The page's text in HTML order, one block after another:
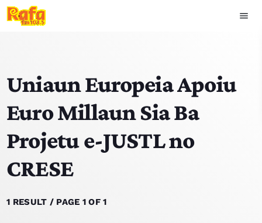
menu
play_arrow OUVIR RAFA
HOME
NOTISIA
EKIPA
Uniaun Europeia Apoiu
Euro Millaun Sia Ba
Projetu e-JUSTL no
CRESE
1 RESULT / PAGE 1 OF 1